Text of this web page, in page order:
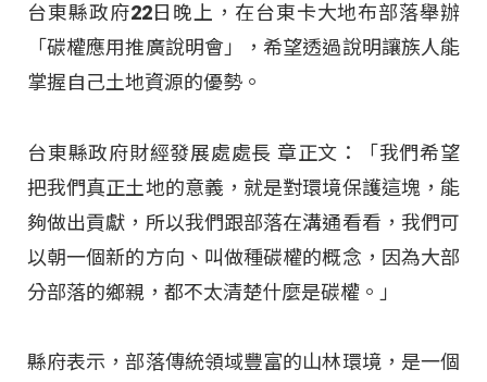
台東縣政府22日晚上，在台東卡大地布部落舉辦
「碳權應用推廣說明會」，希望透過說明讓族人能
掌握自己土地資源的優勢。
台東縣政府財經發展處處長 章正文：「我們希望
把我們真正土地的意義，就是對環境保護這塊，能
夠做出貢獻，所以我們跟部落在溝通看看，我們可
以朝一個新的方向、叫做種碳權的概念，因為大部
分部落的鄉親，都不太清楚什麼是碳權。」
縣府表示，部落傳統領域豐富的山林環境，是一個